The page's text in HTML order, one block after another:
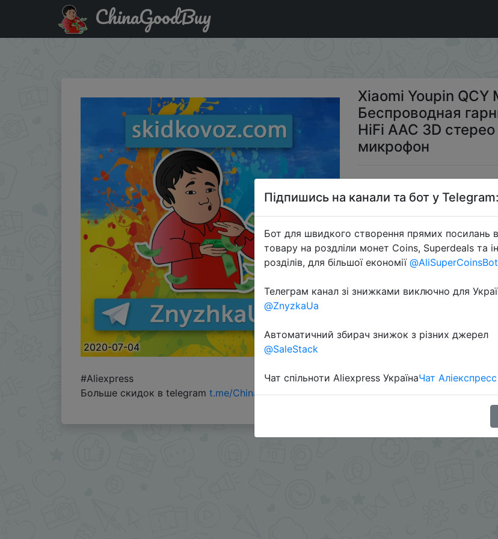
Код на знижку 277XCMJ182R9 Xiaomi Youpin QCY M10 TWS Спортивная Беспроводная гарнитура
двойной микрофон
ChinaGoodBuy
2020-07-04
Xiaomi Youpin QCY
Беспроводная
HiFi AAC 3D
микрофон
#Aliexpress
Больше скидок в telegram t.me/ChinaGoodBuy
Підпишись на канали та бот у Telegram:
Бот для швидкого створення прямих посилань
товару на роздліли монет Coins, Superdeals та
розділів, для більшої економії @AliSuperCoinsBot
Телеграм канал зі знижками виключно для
@ZnyzkaUa
Автоматичний збирач знижок з різних джерел
@SaleStack
Чат спільноти Aliexpress УкраїнаЧат Аліекспресс